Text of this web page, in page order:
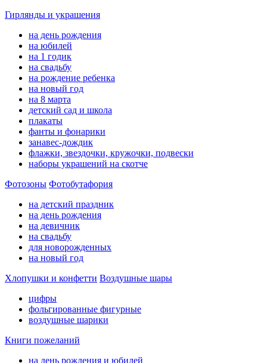
Гирлянды и украшения
на день рождения
на юбилей
на 1 годик
на свадьбу
на рождение ребенка
на новый год
на 8 марта
детский сад и школа
плакаты
фанты и фонарики
занавес-дождик
флажки, звездочки, кружочки, подвески
наборы украшений на скотче
Фотозоны Фотобутафория
на детский праздник
на день рождения
на девичник
на свадьбу
для новорожденных
на новый год
Хлопушки и конфетти Воздушные шары
цифры
фольгированные фигурные
воздушные шарики
Книги пожеланий
на день рождения и юбилей